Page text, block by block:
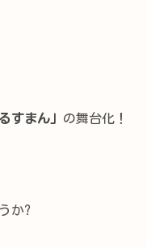
すまん」 の舞台化！
か?